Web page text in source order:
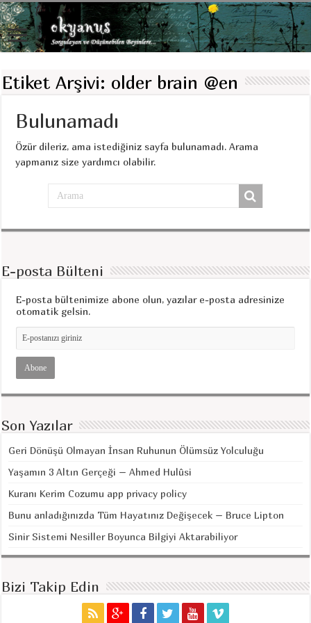
Etiket Arşivi: older brain @en
Bulunamadı
Özür dileriz, ama istediğiniz sayfa bulunamadı. Arama
yapmanız size yardımcı olabilir.
E-posta Bülteni
E-posta bültenimize abone olun, yazılar e-posta adresinize
otomatik gelsin.
Son Yazılar
Geri Dönüşü Olmayan İnsan Ruhunun Ölümsüz Yolculuğu
Yaşamın 3 Altın Gerçeği – Ahmed Hulûsi
Kuranı Kerim Cozumu app privacy policy
Bunu anladığınızda Tüm Hayatınız Değişecek – Bruce Lipton
Sinir Sistemi Nesiller Boyunca Bilgiyi Aktarabiliyor
Bizi Takip Edin